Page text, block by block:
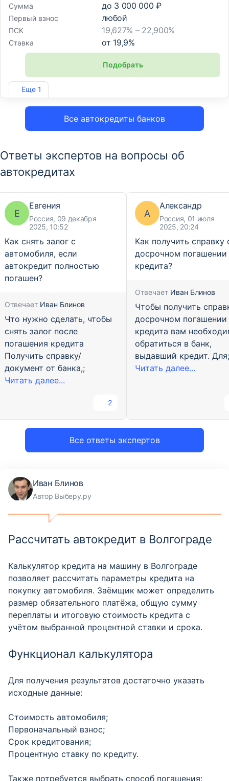
Все автокредиты банков
Еще 1
Сумма
до 3 000 000 ₽
Первый взнос любой
ПСК 19,627% – 22,900%
Ставка от 19,9%
Подобрать
Лиц. №254
Ответы экспертов на вопросы об
автокредитах
Все ответы экспертов
Е
Евгения
Россия, 09 декабря
2025, 10:52
Как снять залог с
автомобиля, если
автокредит полностью
погашен?
Отвечает Иван Блинов
Что нужно сделать, чтобы
снять залог после
погашения кредита
Получить справку/
документ от банка,;
Читать далее...
2
А
Александр
Россия, 01 июля
2025, 20:24
Как получить справку
досрочном погашении
кредита?
Отвечает Иван Блинов
Чтобы получить
досрочном погашении
кредита вам
обратиться в банк,
выдавший кредит. Для;
Читать далее...
Иван Блинов
Автор Выберу.ру
Рассчитать автокредит в Волгограде
Калькулятор кредита на машину в Волгограде
позволяет рассчитать параметры кредита на
покупку автомобиля. Заёмщик может определить
размер обязательного платёжа, общую сумму
переплаты и итоговую стоимость кредита с
учётом выбранной процентной ставки и срока.
Функционал калькулятора
Для получения результатов достаточно указать
исходные данные:
Стоимость автомобиля;
Первоначальный взнос;
Срок кредитования;
Процентную ставку по кредиту.
Также потребуется выбрать способ погашения: